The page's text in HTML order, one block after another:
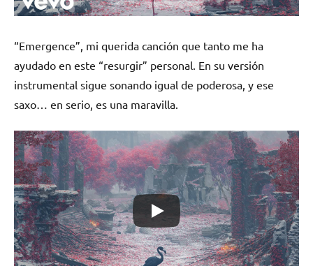
“Emergence”, mi querida canción que tanto me ha
ayudado en este “resurgir” personal. En su versión
instrumental sigue sonando igual de poderosa, y ese
saxo… en serio, es una maravilla.